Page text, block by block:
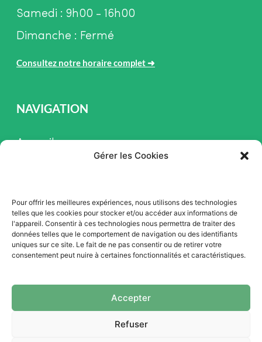
Gérer les Cookies
Pour offrir les meilleures expériences, nous utilisons des technologies
telles que les cookies pour stocker et/ou accéder aux informations de
l'appareil. Consentir à ces technologies nous permettra de traiter des
données telles que le comportement de navigation ou des identifiants
uniques sur ce site. Le fait de ne pas consentir ou de retirer votre
consentement peut nuire à certaines fonctionnalités et caractéristiques.
Accepter
Refuser
Samedi : 9h00 - 16h00
Dimanche : Fermé
Consultez notre horaire complet ➜
NAVIGATION
Accueil
Promotion
Blogue
Nous contacter